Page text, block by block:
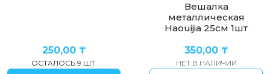
250,00 ₸
ОСТАЛОСЬ 9 ШТ.
Вешалка
металлическая
Haouijia 25см 1шт
350,00 ₸
НЕТ В НАЛИЧИИ